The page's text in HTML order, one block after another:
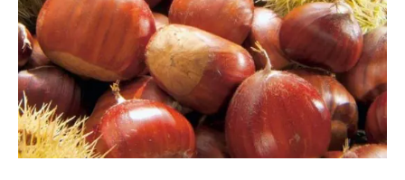
English
Spanish
French
Italiano